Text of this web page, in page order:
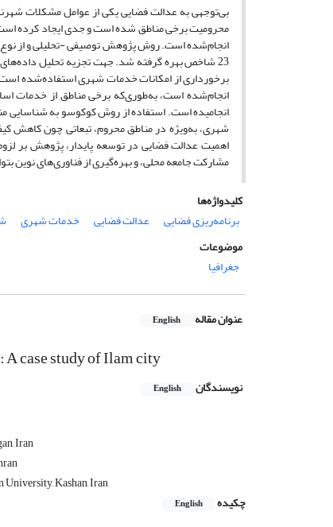
بی‌توجهی به عدالت فضایی یکی از عوامل مشکلات
محرومیت برخی مناطق شده است و جدی ایجاد کرده
انجام‌شده است. روش پژوهش توصیفی -تحلیلی و از نوع
23 شاخص بهره گرفته شد. جهت تجزیه تحلیل
برخورداری از امکانات خدمات شهری استفاده‌شده
انجام‌شده است، به‌طوری‌که برخی مناطق از خدمات
انجامیده است. استفاده از روش کوکوسو به شناسایی
شهری، به‌ویژه در مناطق محروم، تبعاتی چون کاهش
اهمیت عدالت فضایی در توسعه پایدار، پژوهش بر
مشارکت جامعه محلی، و بهره‌گیری از فناوری‌های نوین
کلیدواژه‌ها
برنامه‌ریزی فضایی
عدالت فضایی خدمات شهری
موضوعات
جغرافیا
عنوان مقاله English
case study of Ilam city
نویسندگان English
Iran
University, Kashan, Iran
چکیده
English